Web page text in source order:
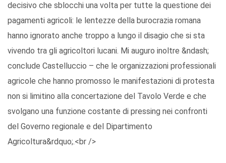
decisivo che sblocchi una volta per tutte la questione dei
pagamenti agricoli: le lentezze della burocrazia romana
hanno ignorato anche troppo a lungo il disagio che si sta
vivendo tra gli agricoltori lucani. Mi auguro inoltre &ndash;
conclude Castelluccio – che le organizzazioni professionali
agricole che hanno promosso le manifestazioni di protesta
non si limitino alla concertazione del Tavolo Verde e che
svolgano una funzione costante di pressing nei confronti
del Governo regionale e del Dipartimento
Agricoltura&rdquo;.<br />